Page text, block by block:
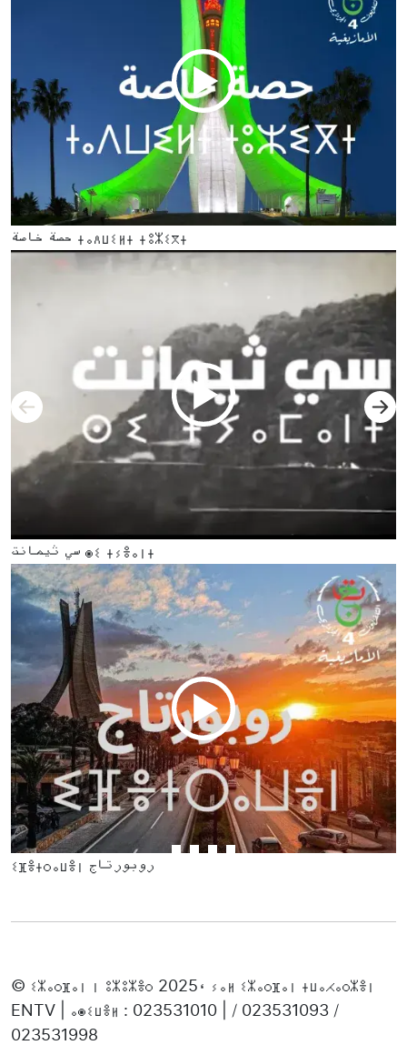
حصة خاصة ⵜⴰⴷⵡⵉⵍⵜ ⵜⵓⵣⵉⴳⵜ
سي ثيمانت ⵙⵉ ⵜⵢⴻⴰⵏⵜ
ⵉⴼⴻⵜⵔⴰⵡⴻⵏ روبورتاج
Previous
© ⵉⵣⴰⵔⴼⴰⵏ ⵏ ⵓⵣⵓⵣⴻⵔ 2025، ⵢⴰⵍ ⵉⵣⴰⵔⴼⴰⵏ ⵜⵡⴰⵃⴰⵔⵣⴻⵏ
ENTV | ⴰⵙⵉⵡⴻⵍ : 023531010 | / 023531093 /
023531998